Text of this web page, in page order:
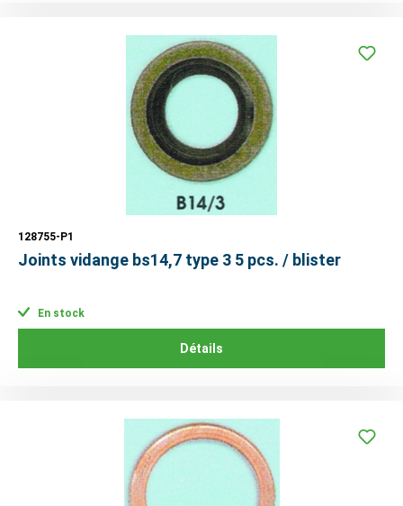
128755-P1
Joints vidange bs14,7 type 3 5 pcs. / blister
En stock
Détails